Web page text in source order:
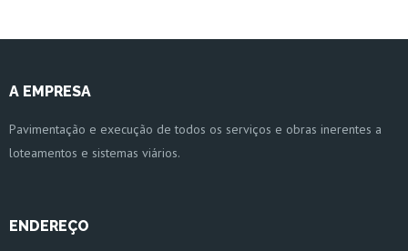
A EMPRESA
Pavimentação e execução de todos os serviços e obras inerentes a
loteamentos e sistemas viários.
ENDEREÇO